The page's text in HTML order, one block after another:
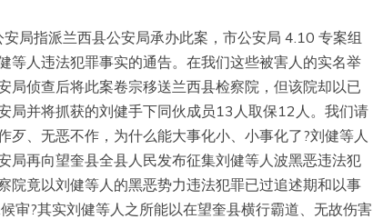
局指派兰西县公安局承办此案，市公安局 4.10 专案组
等人违法犯罪事实的通告。在我们这些被害人的实名举
局侦查后将此案卷宗移送兰西县检察院，但该院却以已
局并将抓获的刘健手下同伙成员13人取保12人。我们请
歹、无恶不作，为什么能大事化小、小事化了?刘健等人
局再向望奎县全县人民发布征集刘健等人波黑恶违法犯
院竟以刘健等人的黑恶势力违法犯罪已过追述期和以事
审?其实刘健等人之所能以在望奎县横行霸道、无故伤害